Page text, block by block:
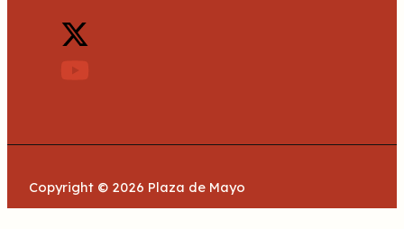
Copyright © 2026 Plaza de Mayo